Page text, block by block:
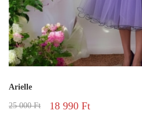
Arielle
25 000Ft 18 990 Ft